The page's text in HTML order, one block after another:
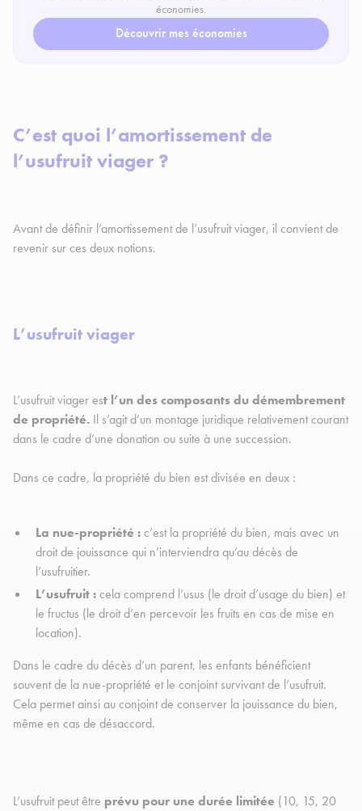
économies.
Découvrir mes économies
C’est quoi l’amortissement de
l’usufruit viager ?
Avant de définir l’amortissement de l’usufruit viager, il convient de
revenir sur ces deux notions.
L’usufruit viager
L’usufruit viager est l’un des composants du démembrement
de propriété. Il s’agit d’un montage juridique relativement courant
dans le cadre d’une donation ou suite à une succession.
Dans ce cadre, la propriété du bien est divisée en deux :
La nue-propriété :c’est la propriété du bien, mais avec un
droit de jouissance qui n’interviendra qu’au décès de
l’usufruitier.
L’usufruit :cela comprend l’usus (le droit d’usage du bien) et
le fructus (le droit d’en percevoir les fruits en cas de mise en
location).
Dans le cadre du décès d’un parent, les enfants bénéficient
souvent de la nue-propriété et le conjoint survivant de l’usufruit.
Cela permet ainsi au conjoint de conserver la jouissance du bien,
même en cas de désaccord.
L’usufruit peut être prévu pour une durée limitée (10, 15, 20